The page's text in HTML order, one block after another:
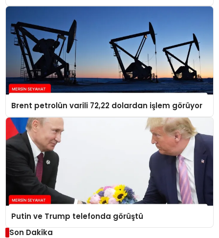
Brent petrolün varili 72,22 dolardan işlem görüyor
Putin ve Trump telefonda görüştü
Son Dakika